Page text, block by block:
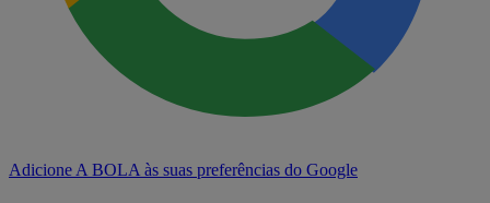
Adicione A BOLA às suas preferências do Google